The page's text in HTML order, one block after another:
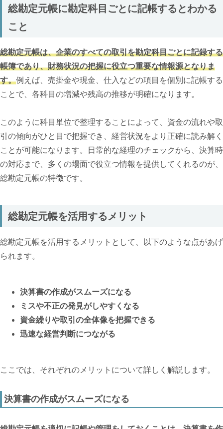
総勘定元帳に勘定科目ごとに記帳するとわかる
こと
総勘定元帳は、企業のすべての取引を勘定科目ごとに記録する
帳簿であり、財務状況の把握に役立つ重要な情報源となりま
す。例えば、売掛金や現金、仕入などの項目を個別に記帳する
ことで、各科目の増減や残高の推移が明確になります。
このように科目単位で整理することによって、資金の流れや取
引の傾向がひと目で把握でき、経営状況をより正確に読み解く
ことが可能になります。日常的な経理のチェックから、決算時
の対応まで、多くの場面で役立つ情報を提供してくれるのが、
総勘定元帳の特徴です。
総勘定元帳を活用するメリット
総勘定元帳を活用するメリットとして、以下のような点があげ
られます。
決算書の作成がスムーズになる
ミスや不正の発見がしやすくなる
資金繰りや取引の全体像を把握できる
迅速な経営判断につながる
ここでは、それぞれのメリットについて詳しく解説します。
決算書の作成がスムーズになる